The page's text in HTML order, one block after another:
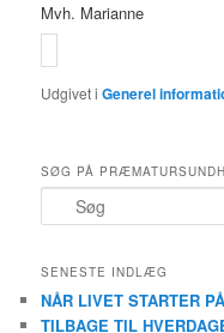
Mvh. Marianne
Udgivet i Generel
SØG PÅ
ø
SENESTE INDLÆG
NÅR LIVET STARTER
TILBAGE TIL